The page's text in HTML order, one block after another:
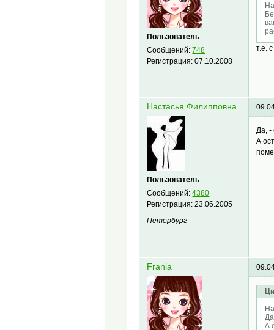
Пользователь
Сообщений:748
Регистрация:07.10.2008
т.е.
Настасья Филипповна
Пользователь
Сообщений:4380
Регистрация:23.06.2005
Петербург
Да, -
А
Frania
А